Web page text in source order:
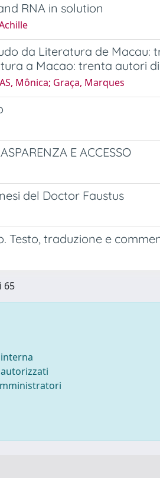
RNA in solution
da Literatura de
a Macao: trenta autori
Mônica; Graça, Marques
E ACCESSO
del Doctor Faustus
Testo, traduzione e
65